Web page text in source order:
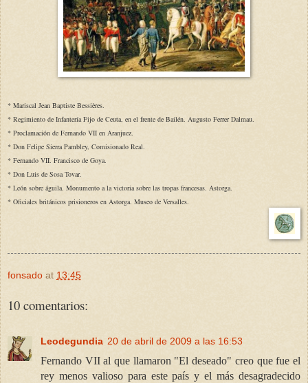
* Mariscal Jean Baptiste Bessières.
* Regimiento de Infantería Fijo de Ceuta, en el frente de Bailén. Augusto Ferrer Dalmau.
* Proclamación de Fernando VII en Aranjuez.
* Don Felipe Sierra Pambley, Comisionado Real.
* Fernando VII. Francisco de Goya.
* Don Luis de Sosa Tovar.
* León sobre águila. Monumento a la victoria sobre las tropas francesas. Astorga.
* Oficiales británicos prisioneros en Astorga. Museo de Versalles.
fonsado at 13:45
10 comentarios:
Leodegundia 20 de abril de 2009 a las 16:53
Fernando VII al que llamaron "El deseado" creo que fue el
rey menos valioso para este país y el más desagradecido